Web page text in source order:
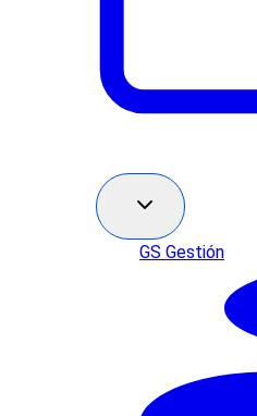
GS Gestión